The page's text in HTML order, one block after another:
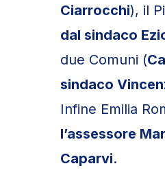
Ciarrocchi), il
dal sindaco
due Comuni (
sindaco
Infine Emilia
l’assessore
Caparvi.